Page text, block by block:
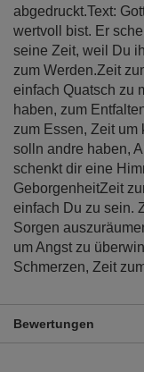
abgedruckt.Text:
wertvoll bist. Er
seine Zeit, weil Du
zum Werden.Zeit
einfach Quatsch zu
haben, zum
zum Essen, Zeit um
solln andre haben,
schenkt dir eine
GeborgenheitZeit
einfach Du zu sein.
Sorgen
um Angst zu
Schmerzen, Zeit
Bewertungen